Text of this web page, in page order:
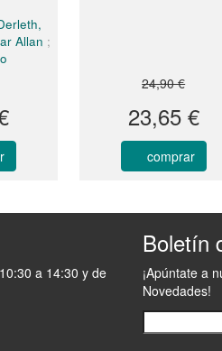
Allan ;
24,90 €
23,65 €
comprar
a 14:30 y de
Boletín
¡Apúntate a
Novedades!